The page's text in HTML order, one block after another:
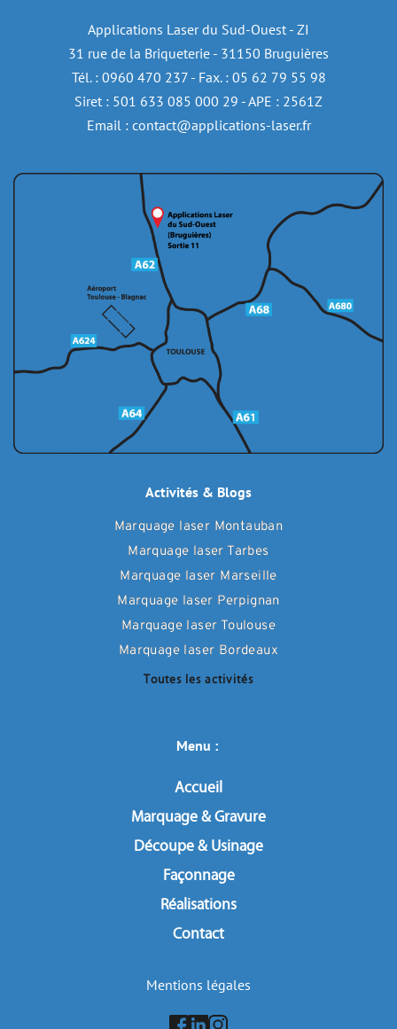
Applications Laser du Sud-Ouest - ZI
31 rue de la Briqueterie - 31150 Bruguières
Tél. : 0960 470 237 - Fax. : 05 62 79 55 98
Siret : 501 633 085 000 29 - APE : 2561Z
Email : contact@applications-laser.fr
Activités & Blogs
Marquage laser Montauban
Marquage laser Tarbes
Marquage laser Marseille
Marquage laser Perpignan
Marquage laser Toulouse
Marquage laser Bordeaux
Toutes les activités
Menu :
Accueil
Marquage & Gravure
Découpe & Usinage
Façonnage
Réalisations
Contact
Mentions légales